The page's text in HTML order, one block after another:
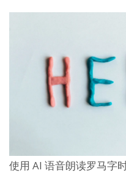
使用 AI 语音朗读罗马字